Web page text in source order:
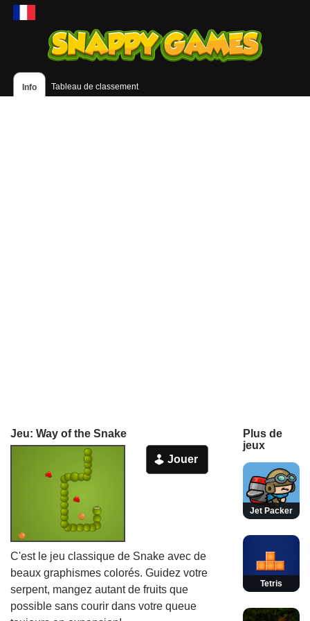
Info Tableau de classement
Jeu: Way of the Snake
Jouer
C'est le jeu classique de Snake avec de
beaux graphismes colorés. Guidez votre
serpent, mangez autant de fruits que
possible sans courir dans votre queue
Plus de
jeux
Jet Packer
Tetris